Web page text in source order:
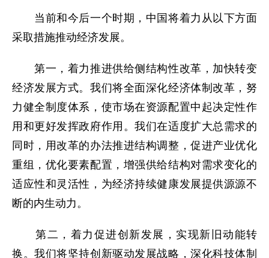
当前和今后一个时期，中国将着力从以下方面
采取措施推动经济发展。
第一，着力推进供给侧结构性改革，加快转变
经济发展方式。我们将全面深化经济体制改革，努
力健全制度体系，使市场在资源配置中起决定性作
用和更好发挥政府作用。我们在适度扩大总需求的
同时，用改革的办法推进结构调整，促进产业优化
重组，优化要素配置，增强供给结构对需求变化的
适应性和灵活性，为经济持续健康发展提供源源不
断的内生动力。
第二，着力促进创新发展，实现新旧动能转
换。我们将坚持创新驱动发展战略，深化科技体制